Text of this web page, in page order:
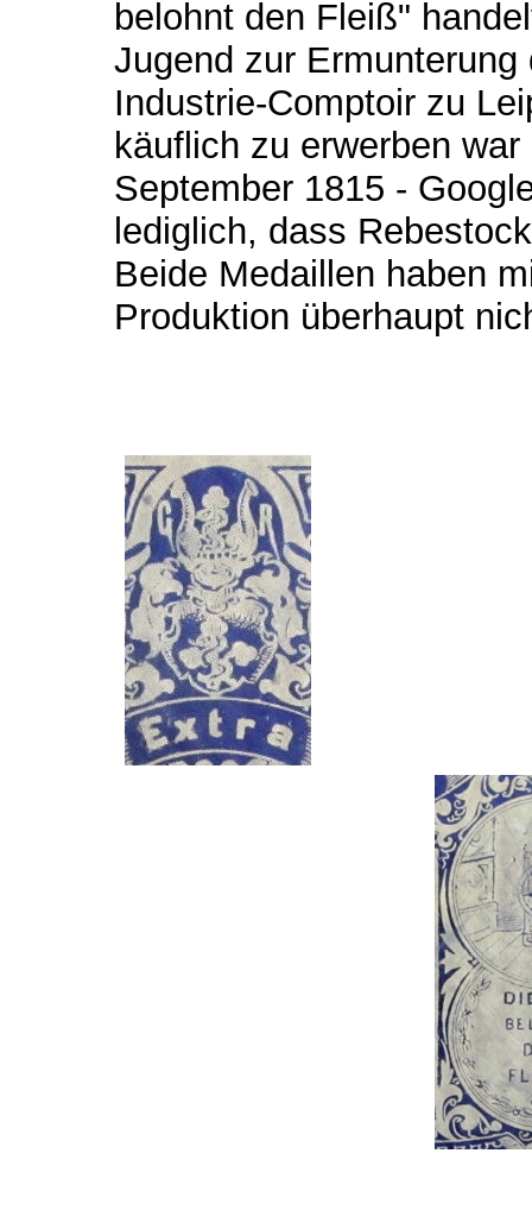
belohnt den Fleiß"
Jugend zur
Industrie-Comptoir zu
käuflich zu erwerben
September 1815 -
lediglich, dass
Beide Medaillen haben
Produktion überhaupt